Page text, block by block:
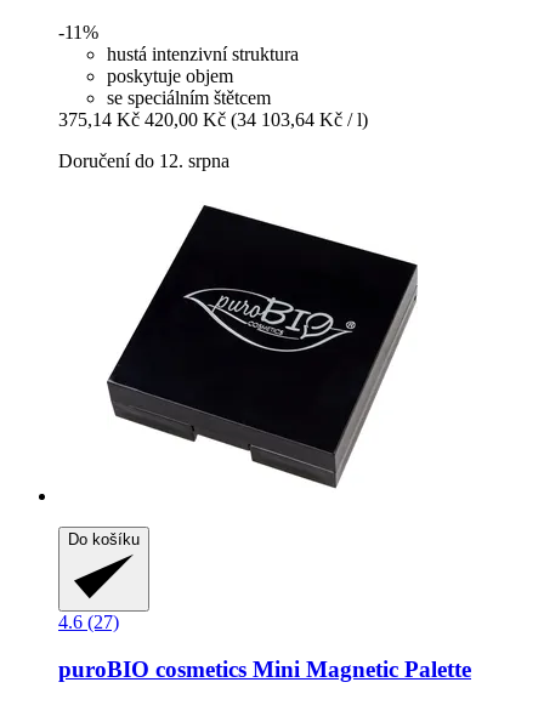
-11%
hustá intenzivní struktura
poskytuje objem
se speciálním štětcem
375,14 Kč 420,00 Kč (34 103,64 Kč / l)
Doručení do 12. srpna
Do košíku
4.6 (27)
puroBIO cosmetics Mini Magnetic Palette